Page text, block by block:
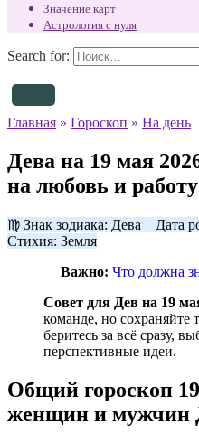
Значение карт
Астрология с нуля
Search for:
Главная » Гороскоп » На день
Дева на 19 мая
на любовь и работу
♍ Знак зодиака: Дева Дата
Стихия: Земля
Важно: Что должна
Совет для Дев на 19
команде, но сохраняйте
беритесь за всё сразу,
перспективные идеи.
Общий гороскоп
женщин и мужчин